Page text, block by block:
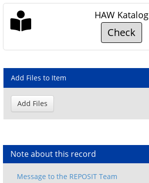
HAW Katalog
Check
Add Files to Item
Note about this record